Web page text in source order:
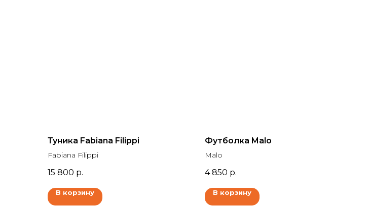
Туника Fabiana Filippi
Fabiana Filippi
15 800 р.
В корзину
Футболка Malo
Malo
4 850 р.
В корзину